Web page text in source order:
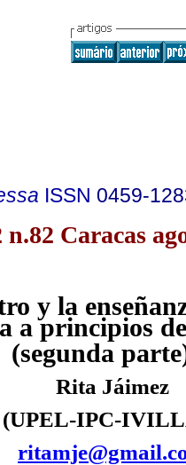
ISSN 0459-
Caracas
y la
a principios
(segunda
Rita Jáimez
(UPEL-IPC-